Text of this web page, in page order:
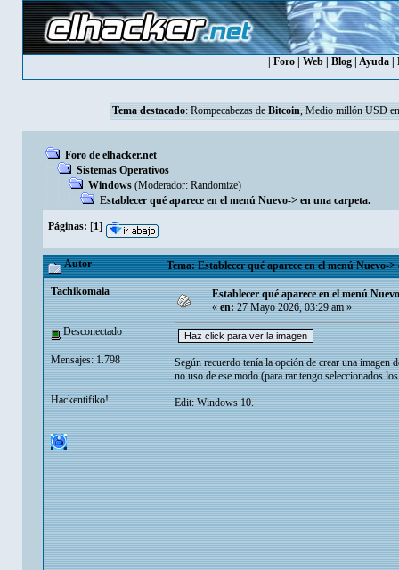
Foro Web Blog Ayuda
Tema destacado: Rompecabezas de Bitcoin, Medio millón USD
Foro de elhacker.net
Sistemas Operativos
Windows (Moderador: Randomize)
Establecer qué aparece en el menú Nuevo-> en una carpeta.
Páginas: [1]
Autor Tema: Establecer qué aparece en el menú Nuevo-
Tachikomaia
Desconectado
Mensajes: 1.798
Hackentifiko!
Establecer qué aparece en el menú
«en:27 Mayo 2026, 03:29 am »
Según recuerdo tenía la opción de crear una imagen
no uso de ese modo (para rar tengo seleccionados
Edit: Windows 10.